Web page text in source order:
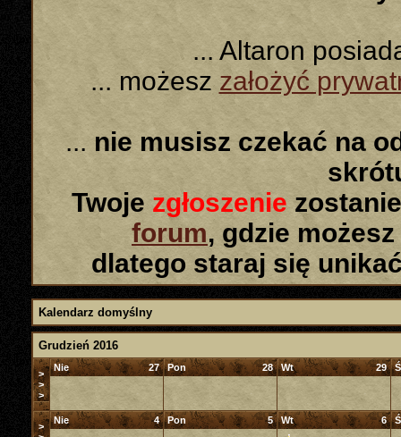
... Altaron
... możeszzałożyć
... nie musisz czekać na
Twoje zgłoszenie
forum, gdzie
dlatego staraj się
Kalendarz domyślny
Grudzień 2016
>
>
>
27
Nie 28
Pon 29
Wt
>
4
Nie 5
Pon 6
Wt